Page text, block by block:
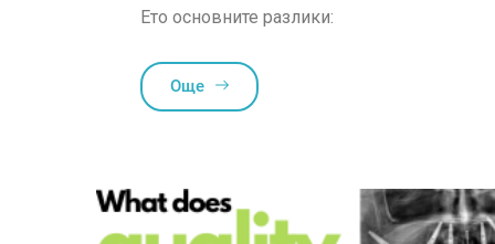
Ето основните разлики:
Още